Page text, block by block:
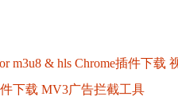
m3u8 & hls Chrome插件下载
下载 MV3广告拦截工具